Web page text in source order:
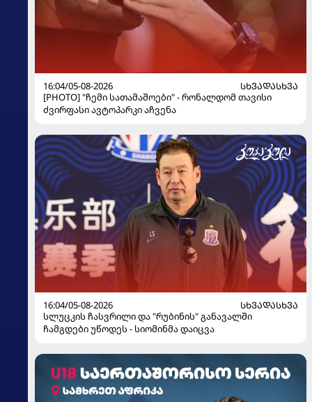
16:04/05-08-2026
ᲡᲮᲕᲐᲓᲐᲡᲮᲕᲐ
[PHOTO] "ჩემი სათამაშოები" - რონალდომ თავისი
ძვირფასი ავტოპარკი აჩვენა
16:04/05-08-2026
ᲡᲮᲕᲐᲓᲐᲡᲮᲕᲐ
სლუცკის ჩასვრილი და "რუბინის" განავალში
ჩამგდები უწოდეს - სიომინმა დაიცვა